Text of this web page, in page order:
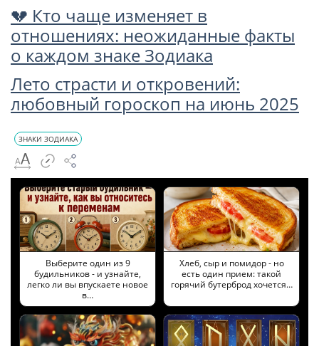
💔 Кто чаще изменяет в
отношениях: неожиданные факты
о каждом знаке Зодиака
Лето страсти и откровений:
любовный гороскоп на июнь 2025
ЗНАКИ ЗОДИАКА
Выберите один из 9
будильников - и узнайте,
легко ли вы впускаете новое
в…
Хлеб, сыр и помидор - но
есть один прием: такой
горячий бутерброд хочется…